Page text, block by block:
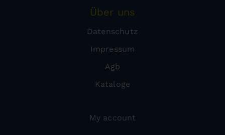
Über uns
Datenschutz
Impressum
Agb
Kataloge
My account